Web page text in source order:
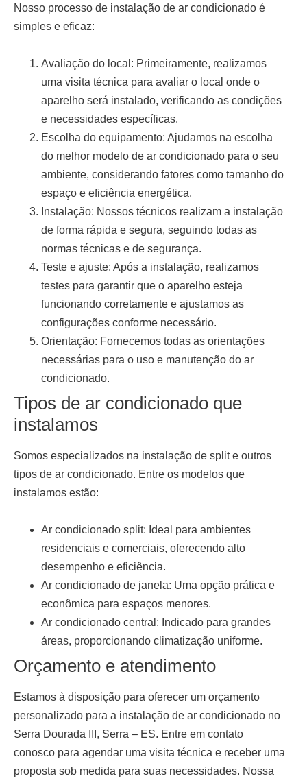
Nosso processo de instalação de ar condicionado é
simples e eficaz:
Avaliação do local: Primeiramente, realizamos
uma visita técnica para avaliar o local onde o
aparelho será instalado, verificando as condições
e necessidades específicas.
Escolha do equipamento: Ajudamos na escolha
do melhor modelo de ar condicionado para o seu
ambiente, considerando fatores como tamanho do
espaço e eficiência energética.
Instalação: Nossos técnicos realizam a instalação
de forma rápida e segura, seguindo todas as
normas técnicas e de segurança.
Teste e ajuste: Após a instalação, realizamos
testes para garantir que o aparelho esteja
funcionando corretamente e ajustamos as
configurações conforme necessário.
Orientação: Fornecemos todas as orientações
necessárias para o uso e manutenção do ar
condicionado.
Tipos de ar condicionado que
instalamos
Somos especializados na instalação de splite outros
tipos de ar condicionado. Entre os modelos que
instalamos estão:
Ar condicionado split: Ideal para ambientes
residenciais e comerciais, oferecendo alto
desempenho e eficiência.
Ar condicionado de janela: Uma opção prática e
econômica para espaços menores.
Ar condicionado central: Indicado para grandes
áreas, proporcionando climatização uniforme.
Orçamento e atendimento
Estamos à disposição para oferecer um orçamento
personalizado para a instalação de ar condicionado no
Serra Dourada III, Serra – ES. Entre em contato
conosco para agendar uma visita técnica e receber uma
proposta sob medida para suas necessidades. Nossa